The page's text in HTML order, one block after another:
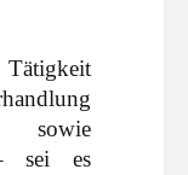
sowie
sei es